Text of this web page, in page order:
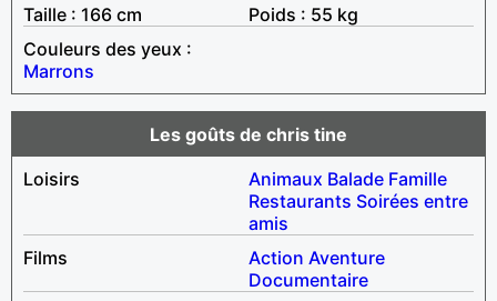
Taille : 166 cm
Poids : 55 kg
Couleurs des yeux :
Marrons
Les goûts de chris tine
Loisirs
Animaux Balade Famille
Restaurants Soirées entre
amis
Films
Action Aventure
Documentaire